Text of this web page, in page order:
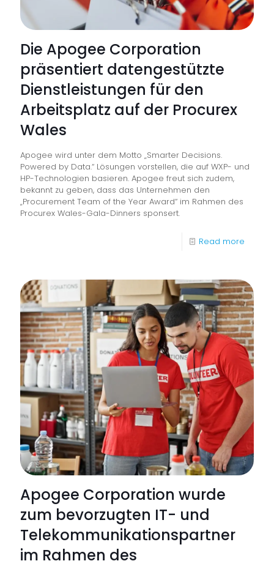
Die Apogee Corporation
präsentiert datengestützte
Dienstleistungen für den
Arbeitsplatz auf der Procurex
Wales
Apogee wird unter dem Motto „Smarter Decisions.
Powered by Data.“ Lösungen vorstellen, die auf WXP- und
HP-Technologien basieren. Apogee freut sich zudem,
bekannt zu geben, dass das Unternehmen den
„Procurement Team of the Year Award“ im Rahmen des
Procurex Wales-Gala-Dinners sponsert.
Read more
für
den
auf
Apogee Corporation wurde
zum bevorzugten IT- und
Telekommunikationspartner
im Rahmen des